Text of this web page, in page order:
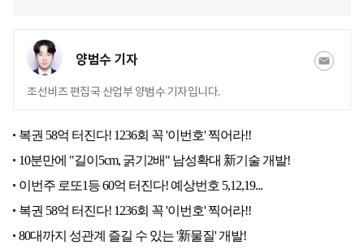
양범수 기자
조선비즈 편집국 산업부 양범수 기자입니다.